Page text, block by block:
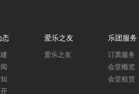
态 爱乐之友
爱乐之友
乐团服务
订票服务
会堂概览
会堂租赁